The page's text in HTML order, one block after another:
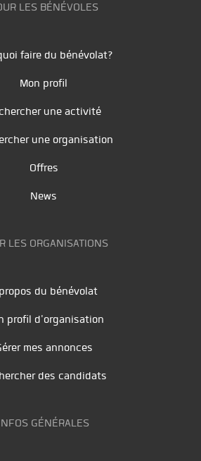
LES BÉNÉVOLES
faire du bénévolat?
Mon profil
une activité
une organisation
Offres
News
LES ORGANISATIONS
du bénévolat
profil d'organisation
mes annonces
des candidats
GÉNÉRALES